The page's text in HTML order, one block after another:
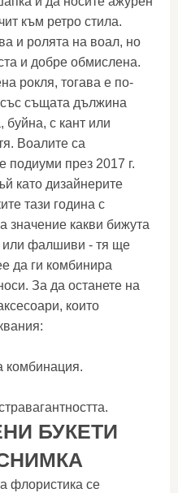
към ретро стила.
и ролята на воал, но
и добре обмислена.
рокля, тогава е по-
същата дължина
буйна, с кант или
Воалите са
подиуми през 2017 г.
като дизайнерите
тази година с
значение какви бижута
или фалшиви - тя ще
да ги комбинира
За да останете на
които
комбинация.
БУКЕТИ
флористика се